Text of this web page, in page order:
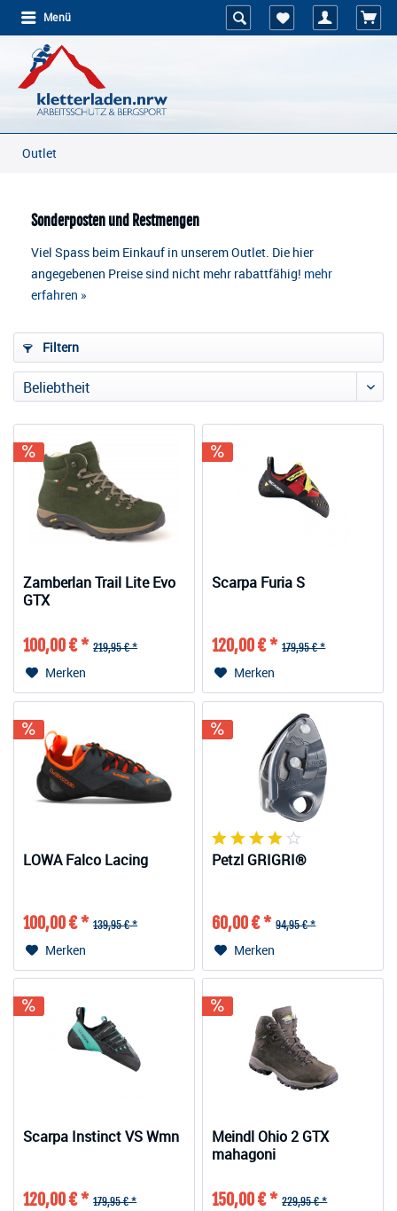
Menü
Outlet
Sonderposten und Restmengen
Viel Spass beim Einkauf in unserem Outlet. Die hier
angegebenen Preise sind nicht mehr rabattfähig! mehr
erfahren »
Filtern
Zamberlan Trail Lite Evo
GTX
100,00 € * 219,95 € *
Merken
Scarpa Furia S
120,00 € * 179,95 € *
Merken
LOWA Falco Lacing
100,00 € * 139,95 € *
Merken
Petzl GRIGRI®
60,00 € * 94,95 € *
Merken
Scarpa Instinct VS Wmn
120,00 € * 179,95 € *
Meindl Ohio 2 GTX
mahagoni
150,00 € * 229,95 € *